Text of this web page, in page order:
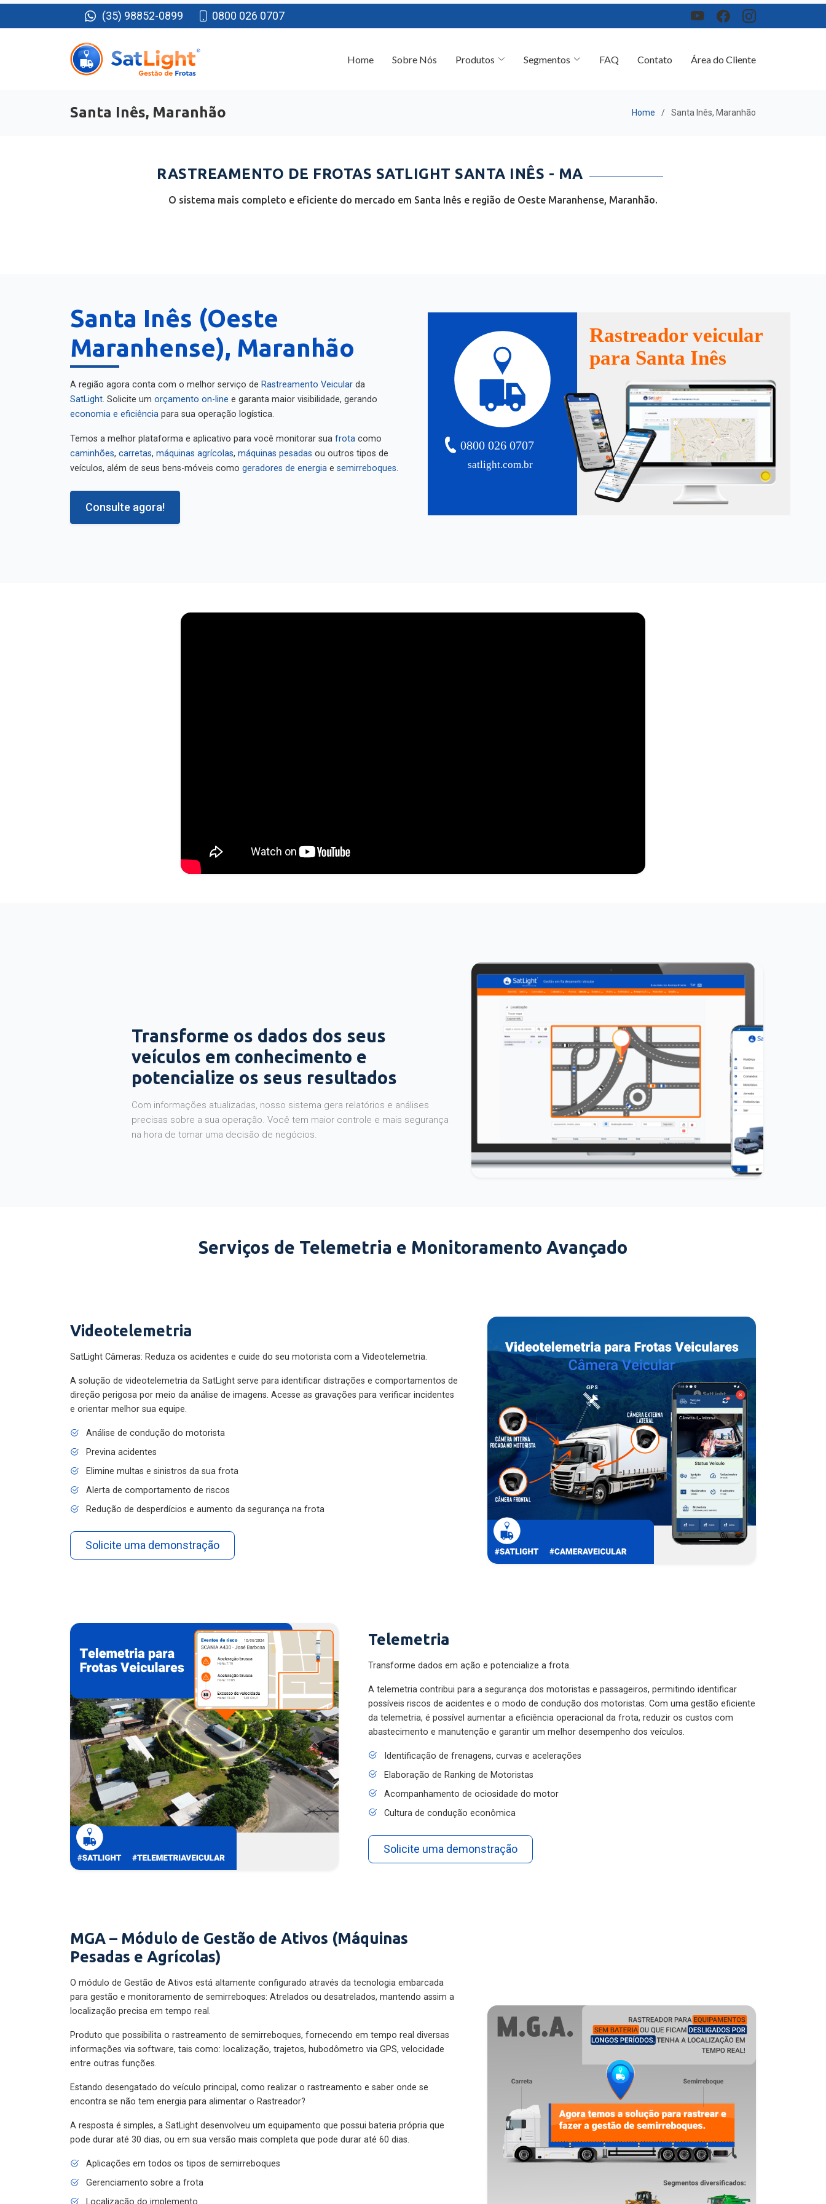
(35) 98852-0899 0800 026 0707
Home Sobre Nós Produtos Segmentos FAQ Contato Área do Cliente
Santa Inês, Maranhão Home Santa Inês, Maranhão
RASTREAMENTO DE FROTAS SATLIGHT SANTA INÊS - MA
O sistema mais completo e eficiente do mercado em Santa Inês e região de Oeste Maranhense, Maranhão.
Santa Inês (Oeste
Maranhense), Maranhão
A região agora conta com o melhor serviço de Rastreamento Veicular da
SatLight . Solicite um orçamento on-line e garanta maior visibilidade, gerando
economia e eficiência para sua operação logística.
Temos a melhor plataforma e aplicativo para você monitorar sua frota como
caminhões carretas máquinas agrícolas máquinas pesadas ou outros tipos de
veículos, além de seus bens-móveis como geradores de energia e semirreboques
Consulte agora!
satlight.com.br
0800 026 0707
Rastreador veicular
para Santa Inês
Transforme os dados dos seus
veículos em conhecimento e
potencialize os seus resultados
Com informações atualizadas, nosso sistema gera relatórios e análises
precisas sobre a sua operação. Você tem maior controle e mais segurança
na hora de tomar uma decisão de negócios.
Serviços de Telemetria e Monitoramento Avançado
Videotelemetria
SatLight Câmeras: Reduza os acidentes e cuide do seu motorista com a Videotelemetria.
A solução de videotelemetria da SatLight serve para identificar distrações e comportamentos de
direção perigosa por meio da análise de imagens. Acesse as gravações para verificar incidentes
e orientar melhor sua equipe.
Análise de condução do motorista
Previna acidentes
Elimine multas e sinistros da sua frota
Alerta de comportamento de riscos
Redução de desperdícios e aumento da segurança na frota
Solicite uma demonstração
Telemetria
Transforme dados em ação e potencialize a frota.
A telemetria contribui para a segurança dos motoristas e passageiros, permitindo identificar
possíveis riscos de acidentes e o modo de condução dos motoristas. Com uma gestão eficiente
da telemetria, é possível aumentar a eficiência operacional da frota, reduzir os custos com
abastecimento e manutenção e garantir um melhor desempenho dos veículos.
Identificação de frenagens, curvas e acelerações
Elaboração de Ranking de Motoristas
Acompanhamento de ociosidade do motor
Cultura de condução econômica
Solicite uma demonstração
MGA – Módulo de Gestão de Ativos (Máquinas
Pesadas e Agrícolas)
O módulo de Gestão de Ativos está altamente configurado através da tecnologia embarcada
para gestão e monitoramento de semirreboques: Atrelados ou desatrelados, mantendo assim a
localização precisa em tempo real.
Produto que possibilita o rastreamento de semirreboques, fornecendo em tempo real diversas
informações via software, tais como: localização, trajetos, hubodômetro via GPS, velocidade
entre outras funções.
Estando desengatado do veículo principal, como realizar o rastreamento e saber onde se
encontra se não tem energia para alimentar o Rastreador?
A resposta é simples, a SatLight desenvolveu um equipamento que possui bateria própria que
pode durar até 30 dias, ou em sua versão mais completa que pode durar até 60 dias.
Aplicações em todos os tipos de semirreboques
Gerenciamento sobre a frota
Localização do implemento